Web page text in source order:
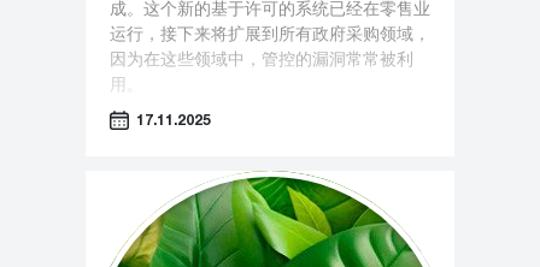
成。这个新的基于许可的系统已经在零售业
运行，接下来将扩展到所有政府采购领域，
因为在这些领域中，管控的漏洞常常被利
用。
17.11.2025